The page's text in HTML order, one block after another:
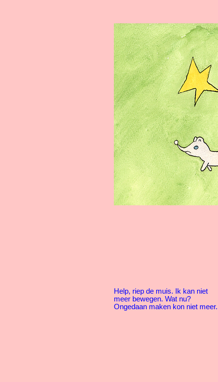
Help, riep de muis. Ik kan niet
meer bewegen. Wat nu?
Ongedaan maken kon niet meer.